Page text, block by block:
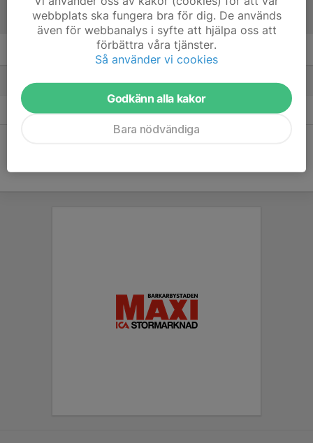
Tabell
M
1. Järfälla Bele IBK 2 8
2. Täby FC 2 -8
webbplats ska fungera bra för dig. De används
även för webbanalys i syfte att hjälpa oss att
förbättra våra tjänster.
Så använder vi cookies
Godkänn alla kakor
Bara nödvändiga